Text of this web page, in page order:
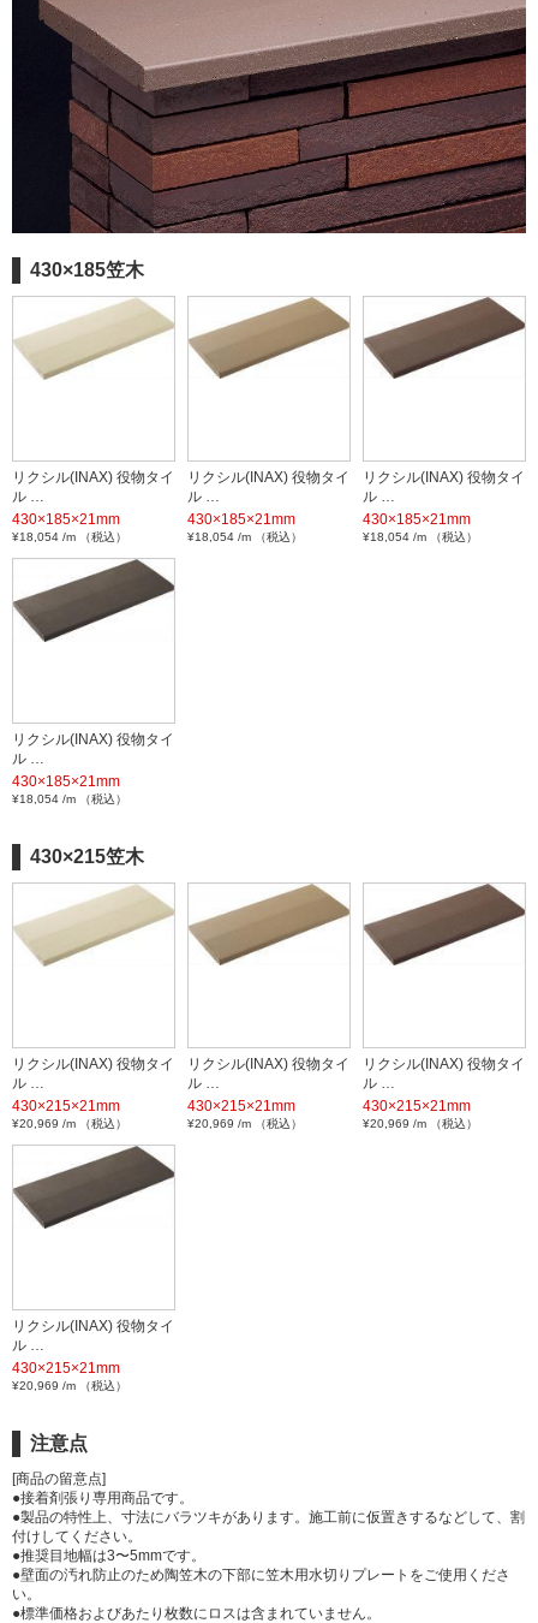
430×185笠木
リクシル(INAX) 役物タイ
ル …
430×185×21mm
¥18,054 /m （税込）
リクシル(INAX) 役物タイ
ル …
430×185×21mm
¥18,054 /m （税込）
リクシル(INAX) 役物タイ
ル …
430×185×21mm
¥18,054 /m （税込）
リクシル(INAX) 役物タイ
ル …
430×185×21mm
¥18,054 /m （税込）
430×215笠木
リクシル(INAX) 役物タイ
ル …
430×215×21mm
¥20,969 /m （税込）
リクシル(INAX) 役物タイ
ル …
430×215×21mm
¥20,969 /m （税込）
リクシル(INAX) 役物タイ
ル …
430×215×21mm
¥20,969 /m （税込）
リクシル(INAX) 役物タイ
ル …
430×215×21mm
¥20,969 /m （税込）
注意点
[商品の留意点]
●接着剤張り専用商品です。
●製品の特性上、寸法にバラツキがあります。施工前に仮置きするなどして、割
付けしてください。
●推奨目地幅は3〜5mmです。
●壁面の汚れ防止のため陶笠木の下部に笠木用水切りプレートをご使用くださ
い。
●標準価格およびあたり枚数にロスは含まれていません。